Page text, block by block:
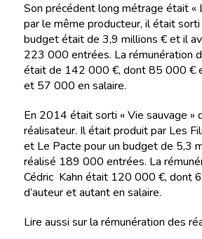
Son précédent long métrage était «
par le même producteur, il était
budget était de 3,9 millions € et il
223 000 entrées. La rémunération
était de 142 000 €, dont 85 000 €
et 57 000 en salaire.
En 2014 était sorti « Vie sauvage »
réalisateur. Il était produit par Les
et Le Pacte pour un budget de 5,3
réalisé 189 000 entrées. La
Cédric Kahn était 120 000 €, dont
d’auteur et autant en salaire.
Lire aussi sur la rémunération des